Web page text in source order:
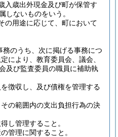
歳出外現金及び町が保管す
しないものをいう。
用途に応じて、町において
のうち、次に掲げる事務につ
により、教育委員会、議会、
及び監査委員の職員に補助執
徴収し、及び債権を管理する
の範囲内の支出負担行為の決
し管理すること。
管理に関すること。